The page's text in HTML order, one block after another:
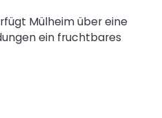
Mülheim über eine
ein fruchtbares